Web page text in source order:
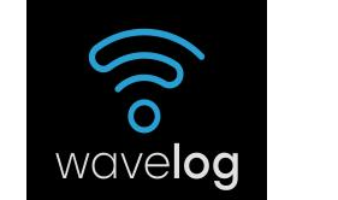
SOLICITUD DE INGRESO
SOTA Y POTA
W5WIN